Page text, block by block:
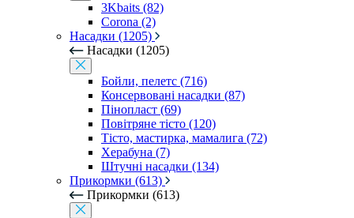
3Kbaits (82)
Corona (2)
Насадки (1205)
Насадки (1205)
Бойли, пелетс (716)
Консервовані насадки (87)
Пінопласт (69)
Повітряне тісто (120)
Тісто, мастирка, мамалига (72)
Херабуна (7)
Штучні насадки (134)
Прикормки (613)
Прикормки (613)